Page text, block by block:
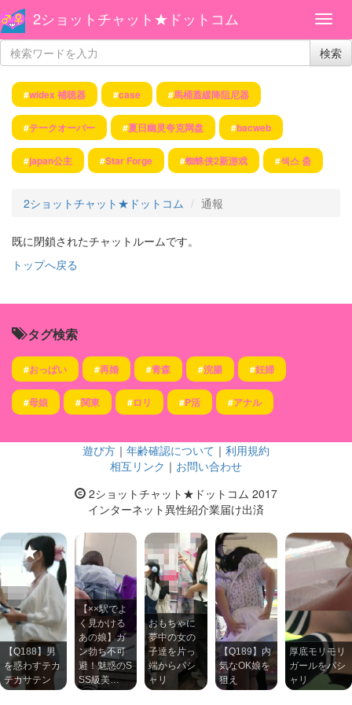
2ショットチャット★ドットコム
検索
#widex 補聴器 #case #馬桶蓋緩降阻尼器
#テークオーバー #夏日幽灵夸克网盘 #bacweb
#japan公主 #Star Forge #蜘蛛侠2新游戏 #섹스 춤
2ショットチャット★ドットコム 通報
既に閉鎖されたチャットルームです。
トップへ戻る
タグ検索
#おっぱい #再婚 #青森 #浣腸 #妊婦
#母娘 #関東 #ロリ #P活 #アナル
遊び方 ｜ 年齢確認について ｜ 利用規約
相互リンク ｜ お問い合わせ
2ショットチャット★ドットコム 2017
インターネット異性紹介業届け出済
【Q188】男
を惑わすテカ
テカサテン
【××駅でよ
く見かける
あの娘】ガ
ン勃ち不可
避！魅惑のS
SS級美…
おもちゃに
夢中の女の
子達を片っ
端からパシ
ャリ
【Q189】内
気なOK娘を
狙え
厚底モリモリ
ガールをパシ
ャリ